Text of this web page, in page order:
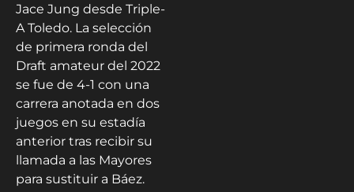
Jace Jung desde Triple-
A Toledo. La selección
de primera ronda del
Draft amateur del 2022
se fue de 4-1 con una
carrera anotada en dos
juegos en su estadía
anterior tras recibir su
llamada a las Mayores
para sustituir a Báez.